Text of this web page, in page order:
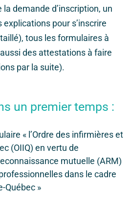
demande d’inscription, un
pour s’inscrire
tous les formulaires à
des attestations à faire
par la suite).
un premier temps :
« l’Ordre des infirmières et
(OIIQ) en vertu de
mutuelle (ARM)
dans le cadre
Québec »